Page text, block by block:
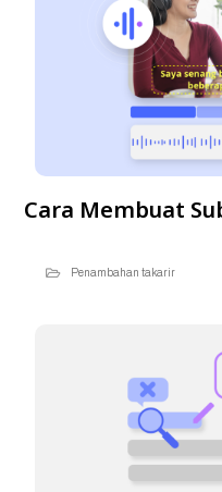
Cara Membuat
Penambahan takarir